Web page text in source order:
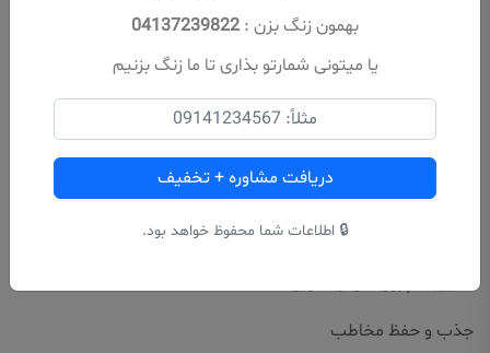
بخش ۸: مدیریت حرفه‌ای به عنوان ادمین
وظایف تخصصی ادمین یوتیوب
ساخت برنامه محتوایی ماهانه
هماهنگی با تیم تولید محتوا
جذب و حفظ مخاطب
بهمون زنگ بزن : 04137239822
یا میتونی شمارتو بذاری تا ما زنگ بزنیم
دریافت مشاوره + تخفیف
🔒 اطلاعات شما محفوظ خواهد بود.